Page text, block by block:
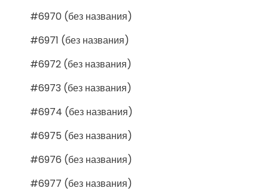
#6970 (без названия)
#6971 (без названия)
#6972 (без названия)
#6973 (без названия)
#6974 (без названия)
#6975 (без названия)
#6976 (без названия)
#6977 (без названия)